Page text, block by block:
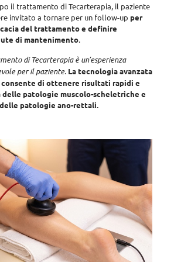
il trattamento di Tecarterapia, il paziente
invitato a tornare per un follow-up per
del trattamento e definire
di mantenimento.
di Tecarterapia è un’esperienza
per il paziente. La tecnologia avanzata
consente di ottenere risultati rapidi e
patologie muscolo-scheletriche e
patologie ano-rettali.